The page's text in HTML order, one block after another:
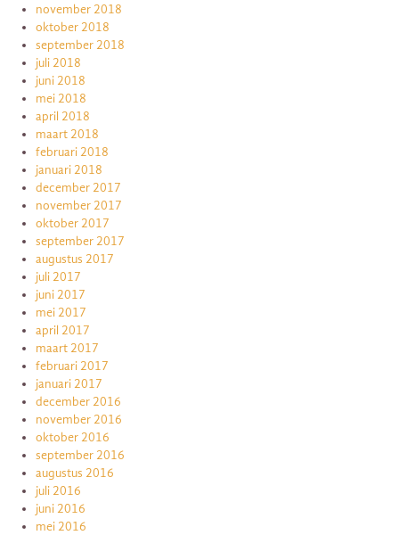
november 2018
oktober 2018
september 2018
juli 2018
juni 2018
mei 2018
april 2018
maart 2018
februari 2018
januari 2018
december 2017
november 2017
oktober 2017
september 2017
augustus 2017
juli 2017
juni 2017
mei 2017
april 2017
maart 2017
februari 2017
januari 2017
december 2016
november 2016
oktober 2016
september 2016
augustus 2016
juli 2016
juni 2016
mei 2016